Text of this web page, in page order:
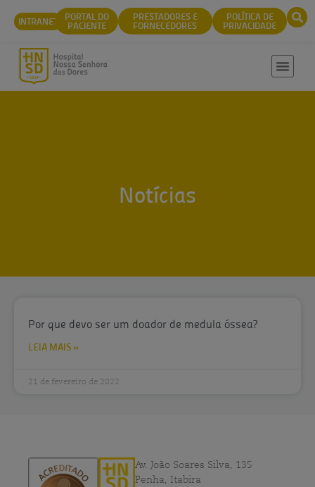
conteúdo
INTRANET PORTAL DO
PACIENTE
PRESTADORES E
FORNECEDORES
POLÍTICA DE
PRIVACIDADE
Notícias
Por que devo ser um doador de medula óssea?
LEIA MAIS »
21 de fevereiro de 2022
Av. João Soares Silva, 135
Penha, Itabira